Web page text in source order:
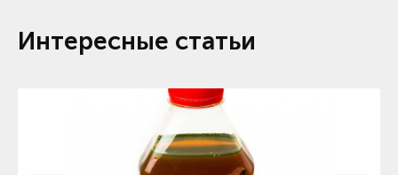
Интересные статьи